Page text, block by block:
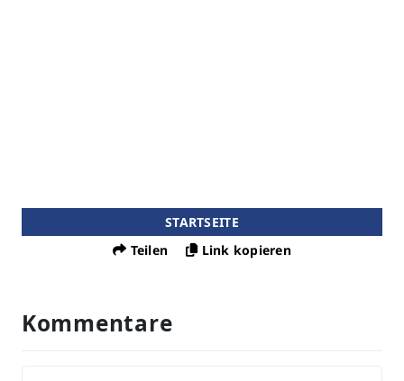
STARTSEITE
Teilen
Link kopieren
Kommentare